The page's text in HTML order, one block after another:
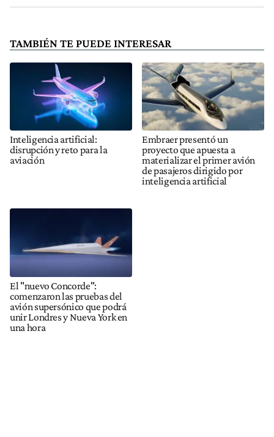
TAMBIÉN TE PUEDE INTERESAR
Inteligencia artificial:
disrupción y reto para la
aviación
Embraer presentó un
proyecto que apuesta a
materializar el primer avión
de pasajeros dirigido por
inteligencia artificial
El "nuevo Concorde":
comenzaron las pruebas del
avión supersónico que podrá
unir Londres y Nueva York en
una hora